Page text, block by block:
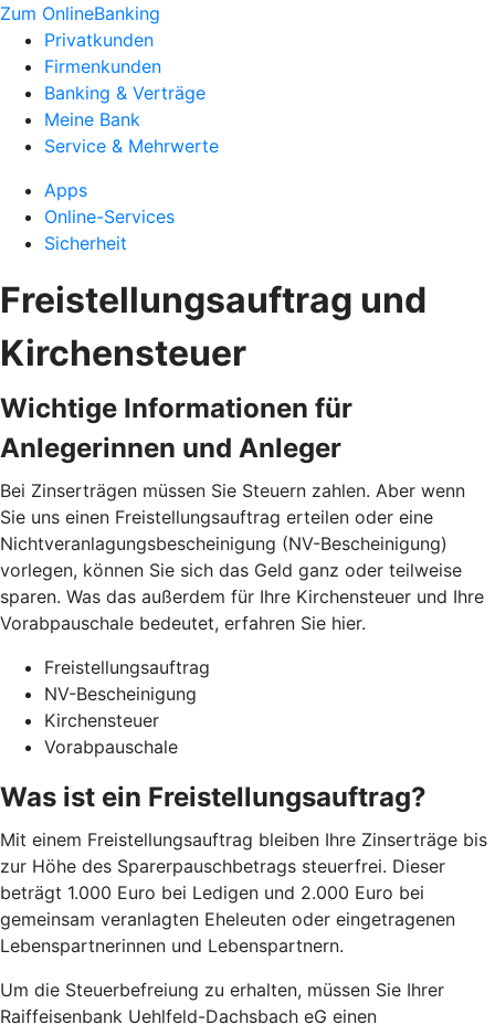
Zum OnlineBanking
Privatkunden
Firmenkunden
Banking & Verträge
Meine Bank
Service & Mehrwerte
Apps
Online-Services
Sicherheit
Freistellungsauftrag und
Kirchensteuer
Wichtige Informationen für
Anlegerinnen und Anleger
Bei Zinserträgen müssen Sie Steuern zahlen. Aber wenn
Sie uns einen Freistellungsauftrag erteilen oder eine
Nichtveranlagungsbescheinigung (NV-Bescheinigung)
vorlegen, können Sie sich das Geld ganz oder teilweise
sparen. Was das außerdem für Ihre Kirchensteuer und Ihre
Vorabpauschale bedeutet, erfahren Sie hier.
Freistellungsauftrag
NV-Bescheinigung
Kirchensteuer
Vorabpauschale
Was ist ein Freistellungsauftrag?
Mit einem Freistellungsauftrag bleiben Ihre Zinserträge bis
zur Höhe des Sparerpauschbetrags steuerfrei. Dieser
beträgt 1.000 Euro bei Ledigen und 2.000 Euro bei
gemeinsam veranlagten Eheleuten oder eingetragenen
Lebenspartnerinnen und Lebenspartnern.
Um die Steuerbefreiung zu erhalten, müssen Sie Ihrer
Raiffeisenbank Uehlfeld-Dachsbach eG einen